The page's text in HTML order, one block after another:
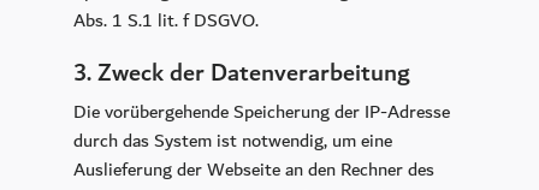
Abs. 1 S.1 lit. f DSGVO.
3. Zweck der Datenverarbeitung
Die vorübergehende Speicherung der IP-Adresse
durch das System ist notwendig, um eine
Auslieferung der Webseite an den Rechner des